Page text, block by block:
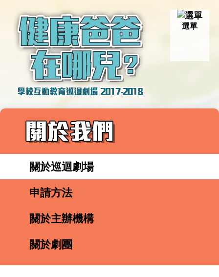
選單
關於巡迴劇場
申請方法
關於主辦機構
關於劇團